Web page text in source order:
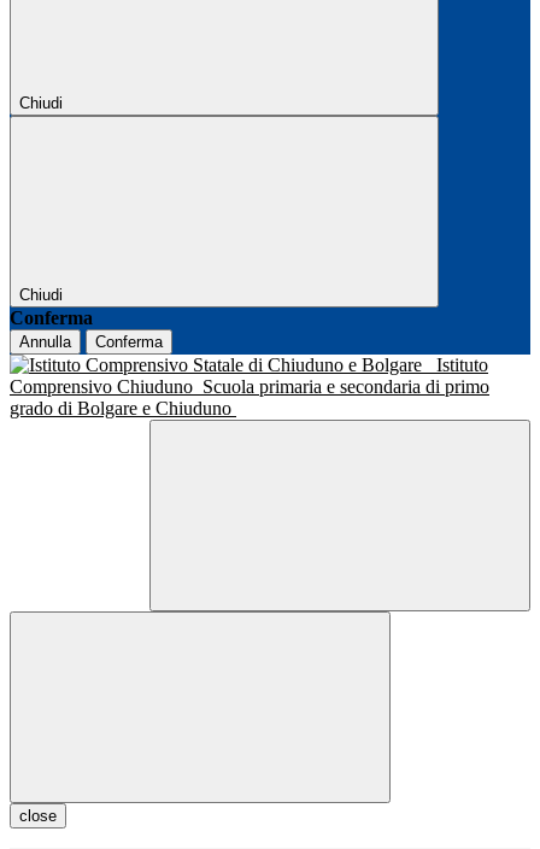
Chiudi
Chiudi
Conferma
Annulla Conferma
Istituto
Comprensivo Chiuduno Scuola primaria e secondaria di primo
grado di Bolgare e Chiuduno
close